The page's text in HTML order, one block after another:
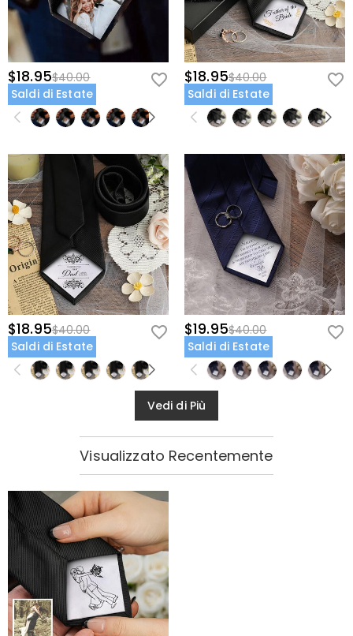
$18.95$40.00
Saldi di Estate
$18.95$40.00
Saldi di Estate
$18.95$40.00
Saldi di Estate
$19.95$40.00
Saldi di Estate
Vedi di Più
Visualizzato Recentemente